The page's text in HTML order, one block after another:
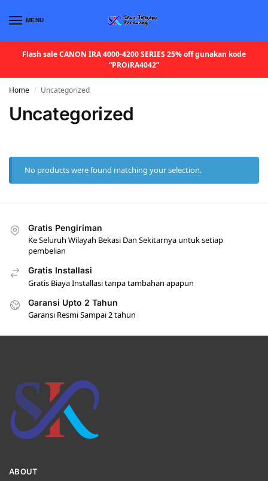
MENU
Flash sale CANON IRA 4000-4200 SERIES 25% off gunakan kode
“PROiRA4042”
Home / Uncategorized
Uncategorized
No products were found matching your selection.
Gratis Pengiriman
Ke Seluruh Wilayah Bekasi Dan Sekitarnya untuk setiap
pembelian
Gratis Installasi
Gratis Biaya Installasi tanpa tambahan apapun
Garansi Upto 2 Tahun
Garansi Resmi Sampai 2 tahun
ABOUT